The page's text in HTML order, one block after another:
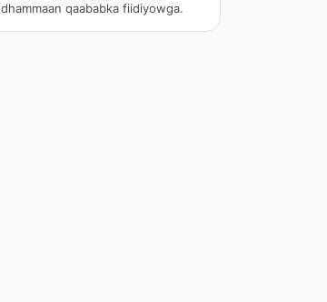
dhammaan qaababka fiidiyowga.